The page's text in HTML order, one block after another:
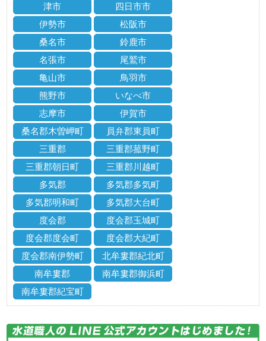
津市
四日市市
伊勢市
松阪市
桑名市
鈴鹿市
名張市
尾鷲市
亀山市
鳥羽市
熊野市
いなべ市
志摩市
伊賀市
桑名郡木曽岬町
員弁郡東員町
三重郡
三重郡菰野町
三重郡朝日町
三重郡川越町
多気郡
多気郡多気町
多気郡明和町
多気郡大台町
度会郡
度会郡玉城町
度会郡度会町
度会郡大紀町
度会郡南伊勢町
北牟婁郡紀北町
南牟婁郡
南牟婁郡御浜町
南牟婁郡紀宝町